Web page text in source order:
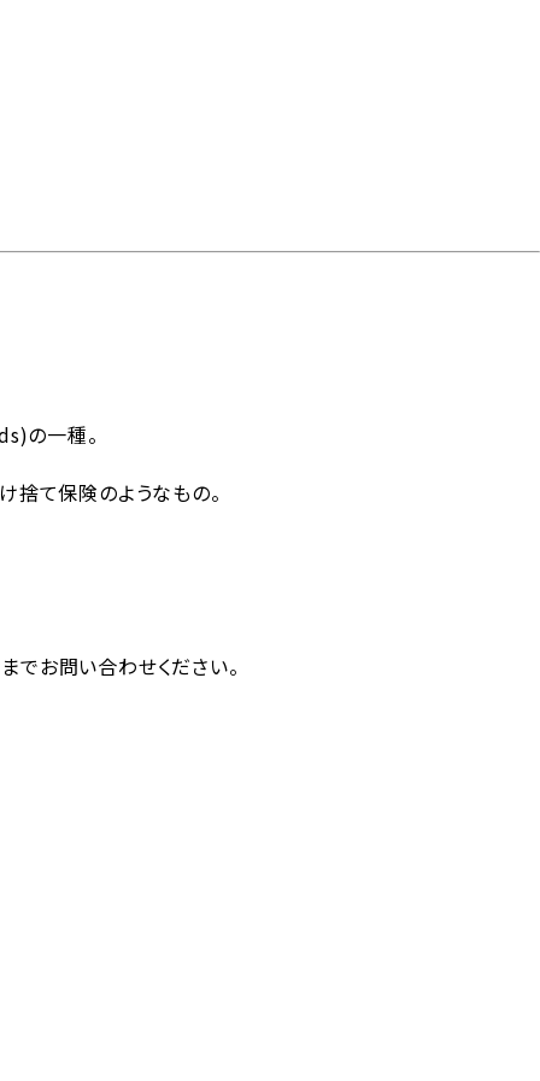
ス
倉庫サービス
タームズ
サイトのご利用
輸出貨物に関するお
の一種。
て保険のようなもの。
お問い合わせください。